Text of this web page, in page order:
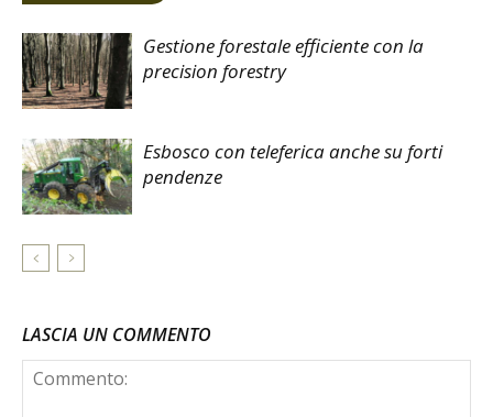
Gestione forestale efficiente con la
precision forestry
Esbosco con teleferica anche su forti
pendenze
LASCIA UN COMMENTO